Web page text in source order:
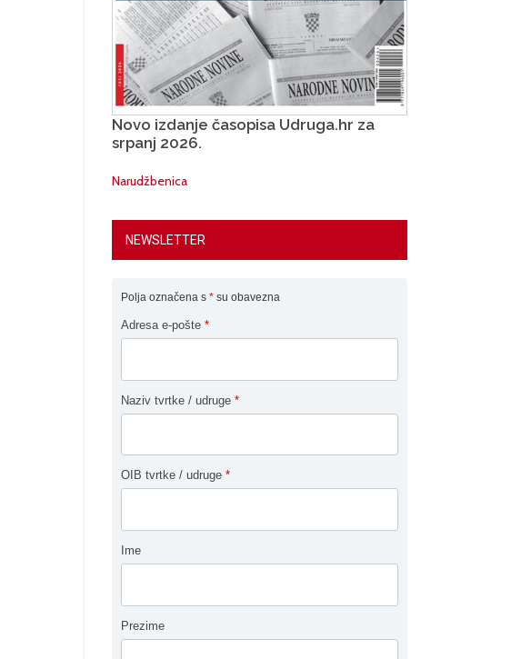
Novo izdanje časopisa Udruga.hr za
srpanj 2026.
Narudžbenica
NEWSLETTER
Polja označena s * su obavezna
Adresa e-pošte *
Naziv tvrtke / udruge *
OIB tvrtke / udruge *
Ime
Prezime